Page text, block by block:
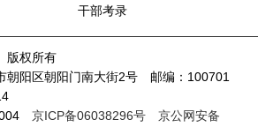
干部考录
版权所有
朝阳区朝阳门南大街2号 邮编：100701
京ICP备06038296号
京公网安备